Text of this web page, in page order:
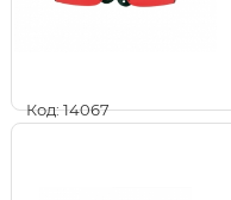
Код: 14067